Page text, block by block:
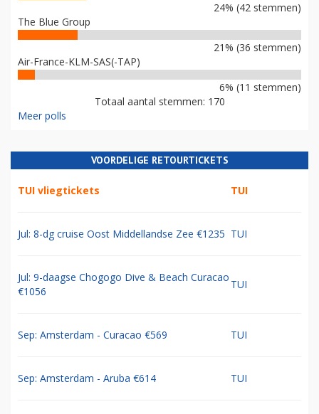
24% (42 stemmen)
The Blue Group
21% (36 stemmen)
Air-France-KLM-SAS(-TAP)
6% (11 stemmen)
Totaal aantal stemmen: 170
Meer polls
VOORDELIGE RETOURTICKETS
TUI vliegtickets TUI
Jul: 8-dg cruise Oost Middellandse Zee €1235 TUI
Jul: 9-daagse Chogogo Dive & Beach Curacao
€1056
TUI
Sep: Amsterdam - Curacao €569 TUI
Sep: Amsterdam - Aruba €614 TUI